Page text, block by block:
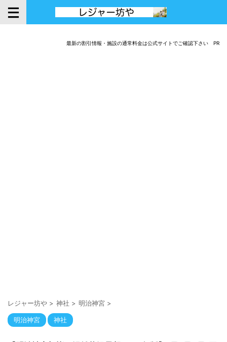
最新の割引情報・施設の通常料金は公式サイトでご確認下さい PR
レジャー坊や > 神社 > 明治神宮 >
明治神宮 神社